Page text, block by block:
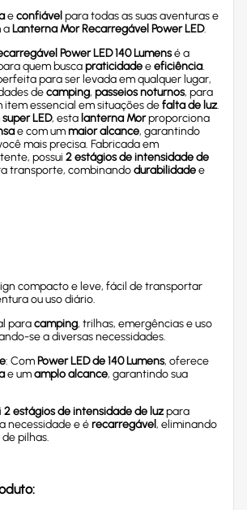
econfiável para todas as suas aventuras e
aLanterna Mor Recarregável Power LED.
Power LED 140 Lumensé a
quem buscapraticidadeeeficiência.
para ser levada em qualquer lugar,
decamping, passeios noturnos, para
item essencial em situações defalta de luz.
super LED, esta lanterna Morproporciona
e com ummaior alcance, garantindo
mais precisa. Fabricada em
possui 2 estágios de intensidade de
transporte, combinandodurabilidadee
compacto e leve, fácil de transportar
ou uso diário.
paracamping, trilhas, emergências e uso
se a diversas necessidades.
: ComPower LED de 140 Lumens, oferece
e umamplo alcance, garantindo sua
2 estágios de intensidade de luzpara
necessidade e érecarregável, eliminando
pilhas.